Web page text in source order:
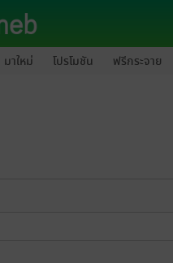
มาใหม่ โปรโมชัน ฟรีกระจาย